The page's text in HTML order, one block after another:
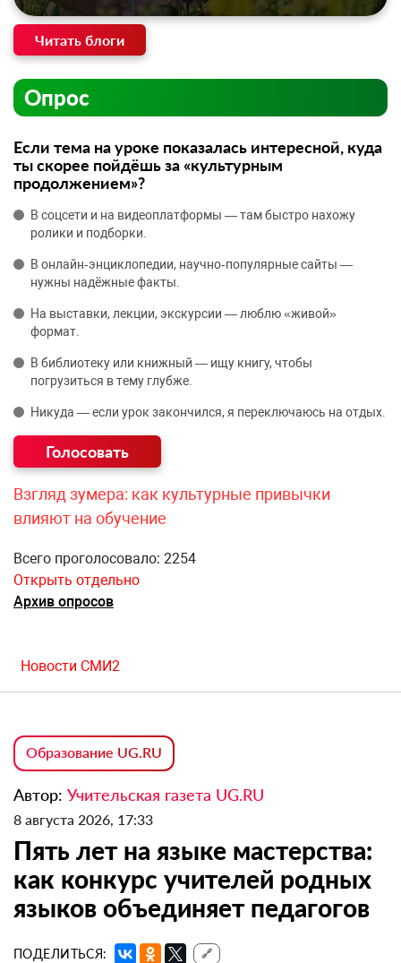
Читать блоги
Опрос
Если тема на уроке показалась интересной, куда
ты скорее пойдёшь за «культурным
продолжением»?
В соцсети и на видеоплатформы — там быстро нахожу
ролики и подборки.
В онлайн‑энциклопедии, научно‑популярные сайты —
нужны надёжные факты.
На выставки, лекции, экскурсии — люблю «живой»
формат.
В библиотеку или книжный — ищу книгу, чтобы
погрузиться в тему глубже.
Никуда — если урок закончился, я переключаюсь на отдых.
Взгляд зумера: как культурные привычки
влияют на обучение
Всего проголосовало: 2254
Открыть отдельно
Архив опросов
Новости СМИ2
Образование UG.RU
Автор: Учительская газета UG.RU
8 августа 2026, 17:33
Пять лет на языке мастерства:
как конкурс учителей родных
языков объединяет педагогов
ПОДЕЛИТЬСЯ: 🔗